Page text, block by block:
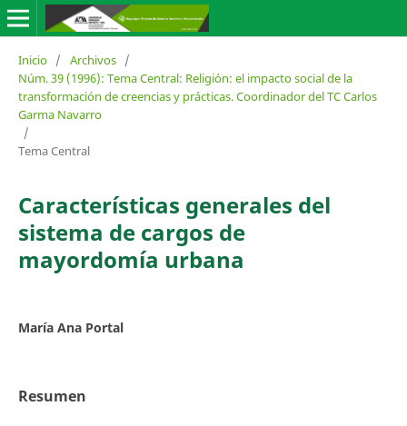
Inicio / Archivos /
Núm. 39 (1996): Tema Central: Religión: el impacto social de la
transformación de creencias y prácticas. Coordinador del TC Carlos
Garma Navarro
/
Tema Central
Características generales del
sistema de cargos de
mayordomía urbana
María Ana Portal
Resumen